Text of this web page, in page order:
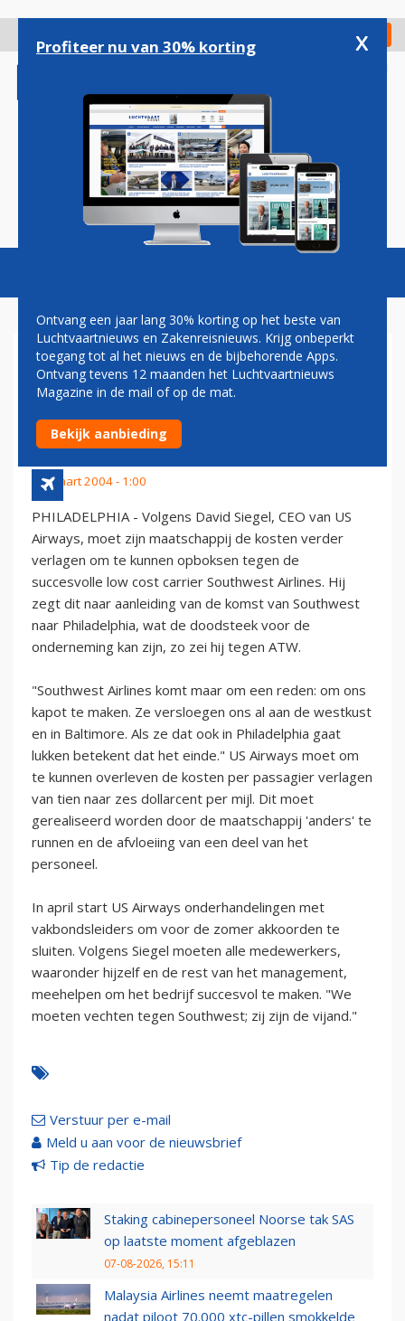
gaan
Check in
Magazine Podcasts Vacatures
US AIRWAYS OPENT
TEGENAANVAL OP
SOUTHWEST AIRLINES
25 maart 2004 - 1:00
PHILADELPHIA - Volgens David Siegel, CEO van US
Airways, moet zijn maatschappij de kosten verder
verlagen om te kunnen opboksen tegen de
succesvolle low cost carrier Southwest Airlines. Hij
zegt dit naar aanleiding van de komst van Southwest
naar Philadelphia, wat de doodsteek voor de
onderneming kan zijn, zo zei hij tegen ATW.
"Southwest Airlines komt maar om een reden: om ons
kapot te maken. Ze versloegen ons al aan de westkust
en in Baltimore. Als ze dat ook in Philadelphia gaat
lukken betekent dat het einde." US Airways moet om
te kunnen overleven de kosten per passagier verlagen
van tien naar zes dollarcent per mijl. Dit moet
gerealiseerd worden door de maatschappij 'anders' te
runnen en de afvloeiing van een deel van het
personeel.
In april start US Airways onderhandelingen met
vakbondsleiders om voor de zomer akkoorden te
sluiten. Volgens Siegel moeten alle medewerkers,
waaronder hijzelf en de rest van het management,
meehelpen om het bedrijf succesvol te maken. "We
moeten vechten tegen Southwest; zij zijn de vijand."
Verstuur per e-mail
Meld u aan voor de nieuwsbrief
Tip de redactie
Staking cabinepersoneel Noorse tak SAS
op laatste moment afgeblazen
07-08-2026, 15:11
Malaysia Airlines neemt maatregelen
nadat piloot 70.000 xtc-pillen smokkelde
Profiteer nu van 30% korting x
Ontvang een jaar lang 30% korting op het beste van
Luchtvaartnieuws en Zakenreisnieuws. Krijg onbeperkt
toegang tot al het nieuws en de bijbehorende Apps.
Ontvang tevens 12 maanden het Luchtvaartnieuws
Magazine in de mail of op de mat.
Bekijk aanbieding